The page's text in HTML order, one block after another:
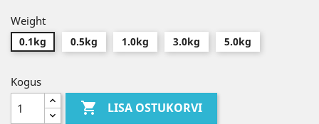
Weight
0.1kg 0.5kg 1.0kg 3.0kg 5.0kg
Kogus
 LISA OSTUKORVI